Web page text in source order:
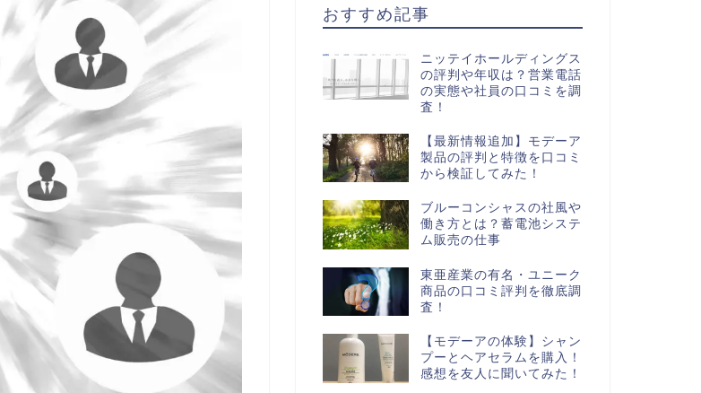
おすすめ記事
ニッテイホールディングス
の評判や年収は？営業電話
の実態や社員の口コミを調
査！
【最新情報追加】モデーア
製品の評判と特徴を口コミ
から検証してみた！
ブルーコンシャスの社風や
働き方とは？蓄電池システ
ム販売の仕事
東亜産業の有名・ユニーク
商品の口コミ評判を徹底調
査！
【モデーアの体験】シャン
プーとヘアセラムを購入！
感想を友人に聞いてみた！